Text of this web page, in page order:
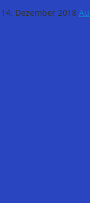
14. Dezember 2018